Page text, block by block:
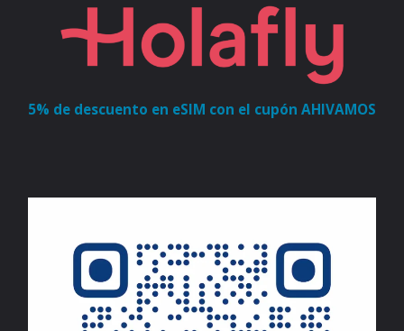
5% de descuento en eSIM con el cupón AHIVAMOS